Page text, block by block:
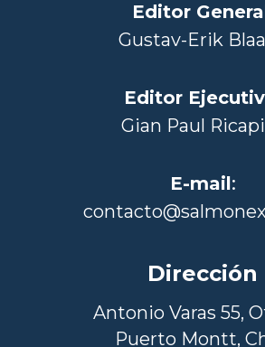
Editor
Gustav-Erik
Editor
Gian Paul
E-mail:
Dirección
Antonio Varas 55,
Puerto Montt,